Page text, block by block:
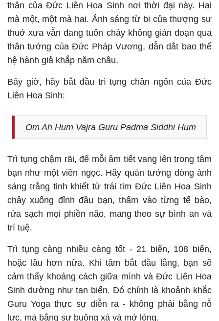
thân của Đức Liên Hoa Sinh nơi thời đại này. Hai
mà một, một mà hai. Ánh sáng từ bi của thượng sư
thuở xưa vẫn đang tuôn chảy không gián đoạn qua
thân tướng của Đức Pháp Vương, dẫn dắt bao thế
hệ hành giả khắp năm châu.
Bây giờ, hãy bắt đầu trì tụng chân ngôn của Đức
Liên Hoa Sinh:
Om Ah Hum Vajra Guru Padma Siddhi Hum
Trì tụng chậm rãi, để mỗi âm tiết vang lên trong tâm
bạn như một viên ngọc. Hãy quán tưởng dòng ánh
sáng trắng tinh khiết từ trái tim Đức Liên Hoa Sinh
chảy xuống đỉnh đầu bạn, thấm vào từng tế bào,
rửa sạch mọi phiền não, mang theo sự bình an và
trí tuệ.
Trì tụng càng nhiều càng tốt - 21 biến, 108 biến,
hoặc lâu hơn nữa. Khi tâm bắt đầu lắng, bạn sẽ
cảm thấy khoảng cách giữa mình và Đức Liên Hoa
Sinh dường như tan biến. Đó chính là khoảnh khắc
Guru Yoga thực sự diễn ra - không phải bằng nỗ
lực, mà bằng sự buông xả và mở lòng.